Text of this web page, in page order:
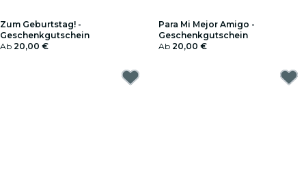
Zum Geburtstag! -
Geschenkgutschein
Ab 20,00 €
Para Mi Mejor Amigo -
Geschenkgutschein
Ab 20,00 €